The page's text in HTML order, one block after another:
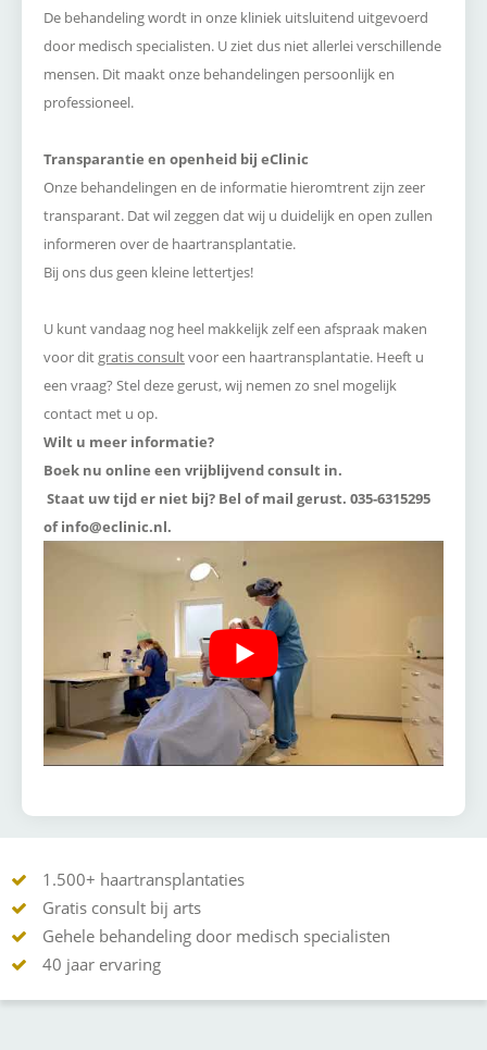
De behandeling wordt in onze kliniek uitsluitend uitgevoerd
door medisch specialisten. U ziet dus niet allerlei verschillende
mensen. Dit maakt onze behandelingen persoonlijk en
professioneel.
Transparantie en openheid bij eClinic
Onze behandelingen en de informatie hieromtrent zijn zeer
transparant. Dat wil zeggen dat wij u duidelijk en open zullen
informeren over de haartransplantatie.
Bij ons dus geen kleine lettertjes!
U kunt vandaag nog heel makkelijk zelf een afspraak maken
voor dit gratis consultvoor een haartransplantatie. Heeft u
een vraag? Stel deze gerust, wij nemen zo snel mogelijk
contact met u op.
Wilt u meer informatie?
Boek nu online een vrijblijvend consult in.
Staat uw tijd er niet bij? Bel of mail gerust. 035-6315295
of info@eclinic.nl.
1.500+ haartransplantaties
Gratis consult bij arts
Gehele behandeling door medisch specialisten
40 jaar ervaring